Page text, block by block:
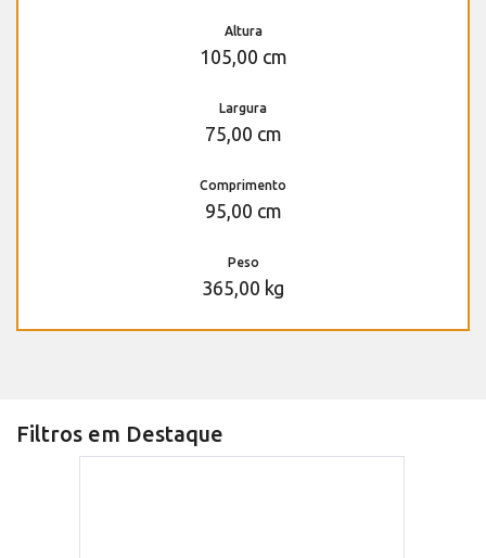
Altura
105,00 cm
Largura
75,00 cm
Comprimento
95,00 cm
Peso
365,00 kg
Filtros em Destaque